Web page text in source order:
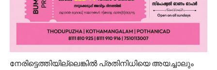
നേരിട്ടെത്തിയില്ലെങ്കിൽ പ്രതിനിധിയെ അയച്ചാലും